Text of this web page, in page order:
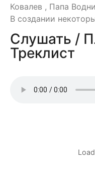
Ковалев , Папа
В создании
Слушать /
Треклист